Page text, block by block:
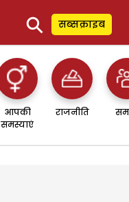
⚲ सब्सक्राइब
आपकी
समस्याएं
राजनीति